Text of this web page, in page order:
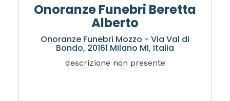
Onoranze Funebri Beretta
Alberto
Onoranze Funebri Mozzo - Via Val di
Bondo, 20161 Milano MI, Italia
descrizione non presente